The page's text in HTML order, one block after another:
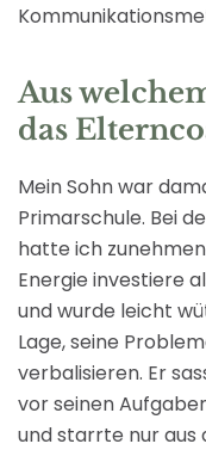
Aus
das
Mein Sohn war
Primarschule. Bei
hatte ich
Energie investiere
und wurde leicht
Lage, seine
verbalisieren. Er
vor seinen
und starrte nur aus